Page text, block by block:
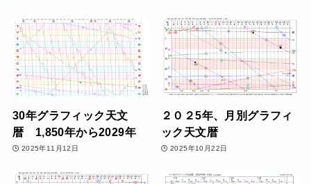
30年グラフィック天文
暦 1,850年から2029年
2025年11月12日
２０２5年、月別グラフィ
ック天文暦
2025年10月22日